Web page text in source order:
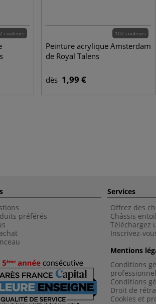
couleurs 102 couleurs
Peinture acrylique Amsterdam
de Royal Talens
dès 1,99 €
préférés
Services
Offrez des
Châssis
Téléchargez
Inscrivez-
Mentions
Conditions
Conditions
Droit de
Cookies et